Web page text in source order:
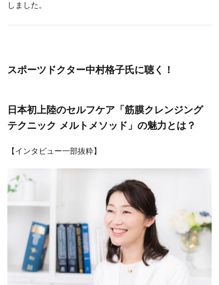
しました。
スポーツドクター中村格子氏に聴く！
日本初上陸のセルフケア「筋膜クレンジング
テクニック メルトメソッド」の魅力とは？
【インタビュー一部抜粋】